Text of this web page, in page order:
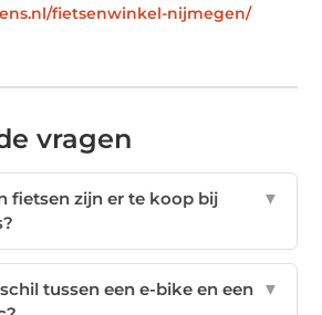
fietsenwinkel-nijmegen/
vragen
fietsen zijn er te koop bij
▼
tussen een e-bike en een ▼